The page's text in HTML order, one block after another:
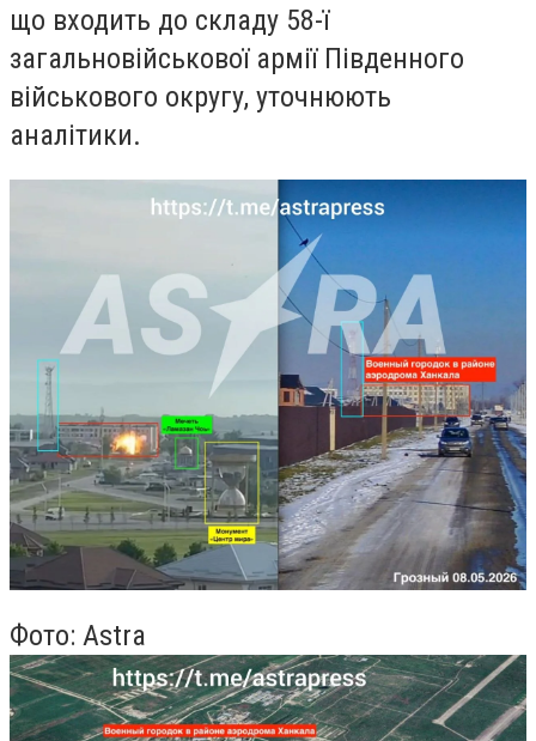
що входить до складу 58-ї
загальновійськової армії Південного
військового округу, уточнюють
аналітики.
Фото: Astra